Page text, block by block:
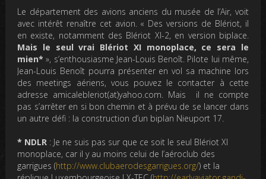
Le département des avions anciens du musée de l’Air, voit
avec intérêt renaître cet avion. « Des versions de Blériot, il
en existe, notamment des Blériot XI-2, en version biplace.
Mais le seul vrai Blériot XI monoplace, ce sera le
mien* », s’enthousiasme Jean-Louis Benoît. Pilote lui même,
Jean-Louis Benoît pourra présenter en vol sa machine lors
des meetings aériens, vous pouvez le contacter à cette
adresse amicalebleriot(at)yahoo.com. Mais il ne compte
pas s’arrêter en si bon chemin et à prévu de se lancer dans
un autre défi : la construction d’un biplan Nieuport 17.
* NDLR : Je ne suis pas sur que ce soit le seul Blériot XI
monoplace, car il y au moins celui de l’aéroclub des
garrigues (http://www.clubaerodesgarrigues.org/) et la